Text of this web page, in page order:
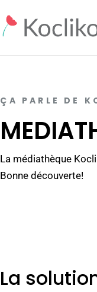
ÇA PARLE DE
La médiathèque
Bonne découverte!
La